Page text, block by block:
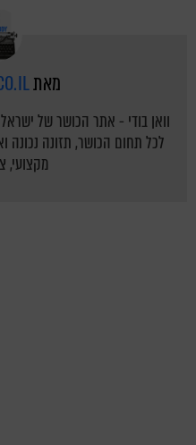
מאת
וואן בודי - אתר הכושר של
לכל תחום הכושר, תזונה נכונה
מקצועי,